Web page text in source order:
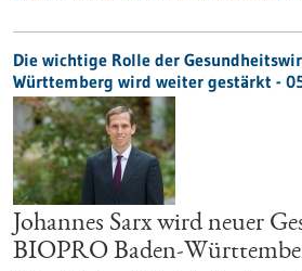
Die wichtige Rolle der
Württemberg wird weiter gestärkt -
Johannes Sarx wird neuer
BIOPRO Baden-